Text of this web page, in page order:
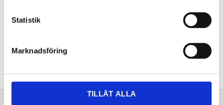
Statistik
Marknadsföring
TILLÅT ALLA